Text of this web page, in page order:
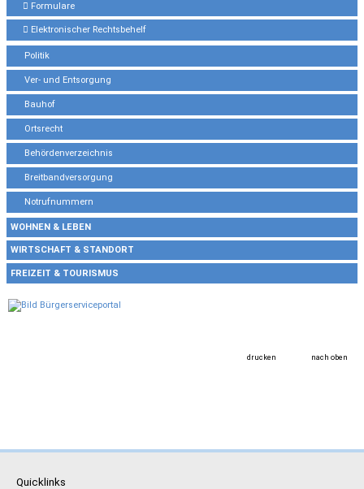
Formulare
Elektronischer Rechtsbehelf
Politik
Ver- und Entsorgung
Bauhof
Ortsrecht
Behördenverzeichnis
Breitbandversorgung
Notrufnummern
WOHNEN & LEBEN
WIRTSCHAFT & STANDORT
FREIZEIT & TOURISMUS
drucken nach oben
Quicklinks